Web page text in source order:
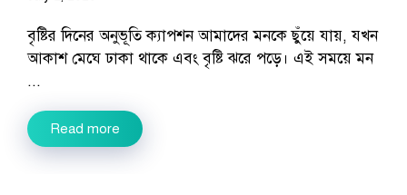
বৃষ্টির দিনের অনুভূতি ক্যাপশন আমাদের মনকে ছুঁয়ে যায়, যখন
আকাশ মেঘে ঢাকা থাকে এবং বৃষ্টি ঝরে পড়ে। এই সময়ে মন
...
Read more